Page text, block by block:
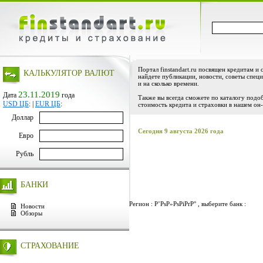
КАЛЬКУЛЯТОР ВАЛЮТ
Дата 23.11.2019 года
USD ЦБ: EUR ЦБ:
Доллар
Евро
Рубль
БАНКИ
Новости
Обзоры
СТРАХОВАНИЕ
Портал finstandart.ru посвящен кредитам и
найдете публикации, новости, советы
и на сколько времени.
Также вы всегда сможете по каталогу
стоимость кредита и страховки в нашем
Сегодня 9 августа 2026 года
Регион : Р’РѕР»РѕРіРґР° , выберите банк :